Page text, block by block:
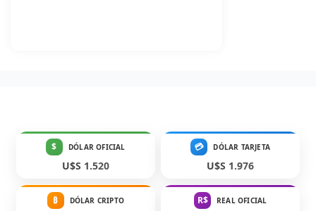
$ DÓLAR OFICIAL
U$S 1.520
💳 DÓLAR TARJETA
U$S 1.976
₿ DÓLAR CRIPTO R$ REAL OFICIAL